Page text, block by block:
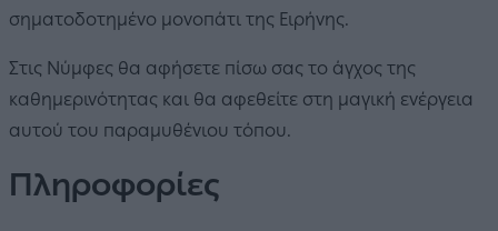
σηματοδοτημένο μονοπάτι της Ειρήνης.
Στις Νύμφες θα αφήσετε πίσω σας το άγχος της
καθημερινότητας και θα αφεθείτε στη μαγική ενέργεια
αυτού του παραμυθένιου τόπου.
Πληροφορίες